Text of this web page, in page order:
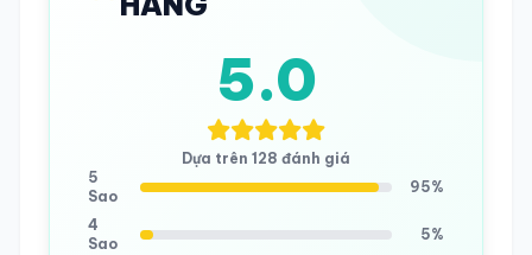
5.0
Dựa trên 128 đánh giá
5
Sao
95%
4
Sao
5%